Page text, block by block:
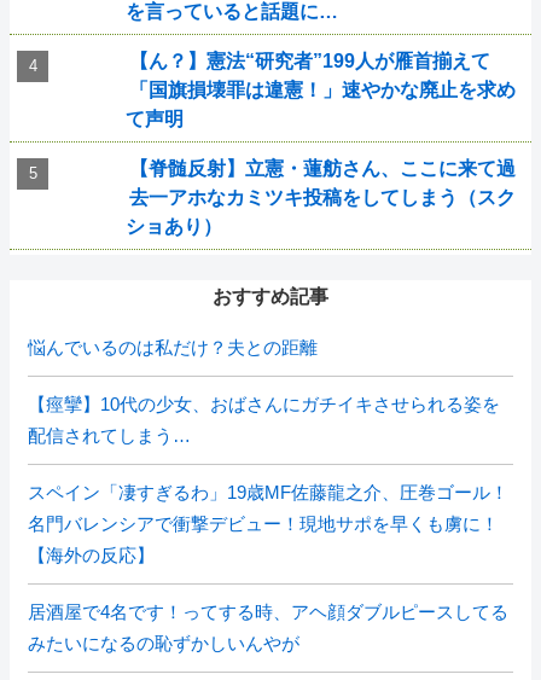
を言っていると話題に…
【ん？】憲法“研究者”199人が雁首揃えて
「国旗損壊罪は違憲！」速やかな廃止を求め
て声明
【脊髄反射】立憲・蓮舫さん、ここに来て過
去一アホなカミツキ投稿をしてしまう（スク
ショあり）
おすすめ記事
悩んでいるのは私だけ？夫との距離
【痙攣】10代の少女、おばさんにガチイキさせられる姿を
配信されてしまう…
スペイン「凄すぎるわ」19歳MF佐藤龍之介、圧巻ゴール！
名門バレンシアで衝撃デビュー！現地サポを早くも虜に！
【海外の反応】
居酒屋で4名です！ってする時、アヘ顔ダブルピースしてる
みたいになるの恥ずかしいんやが